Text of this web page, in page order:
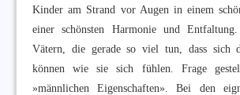
Kinder am Strand vor Augen in einem
einer schönsten Harmonie und
Vätern, die gerade so viel tun, dass sich
können wie sie sich fühlen. Frage
»männlichen Eigenschaften». Bei den